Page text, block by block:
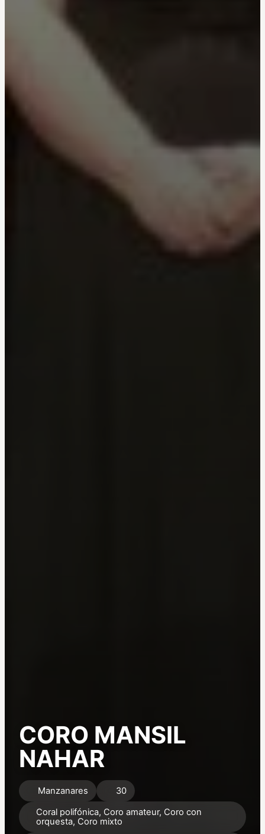
CORO MANSIL
NAHAR
Manzanares
30
Coral polifónica, Coro amateur, Coro con
orquesta, Coro mixto